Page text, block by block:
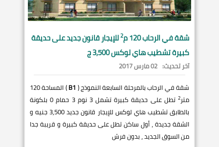
شقة فيالرحاب120 م 2للإيجار قانون جديد على حديقة
كبيرة تشطيب هاي لوكس 3,500 ج
آخر تحديث: 02 مارس 2017
شقة في الرحاب بالمرحلة السابعة النموذج ( B1
) المساحة 120
متر2
تطل على حديقة كبيرة تشمل 3 نوم 3 حمام 0 بلكونة
بالطابق تشطيب هاي لوكس للإيجار قانون جديد 3,500 جنيه و
الشقة جديدة ، أول ساكن تطل على حديقة كبيرة و قريبة جدا
من السوق الجديد ، بدون فرش